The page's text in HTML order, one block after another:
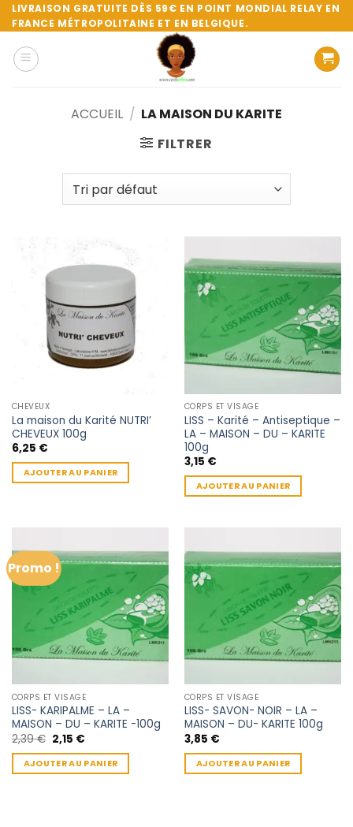
Passer
au
contenu
LIVRAISON GRATUITE DÈS 59€ EN POINT MONDIAL RELAY EN
FRANCE MÉTROPOLITAINE ET EN BELGIQUE.
ACCUEIL / LA MAISON DU KARITE
FILTRER
CHEVEUX
La maison du Karité NUTRI’
CHEVEUX 100g
6,25 €
AJOUTER AU PANIER
CORPS ET VISAGE
LISS – Karité – Antiseptique –
LA – MAISON – DU – KARITE
100g
3,15 €
AJOUTER AU PANIER
Promo !
CORPS ET VISAGE
LISS- KARIPALME – LA –
MAISON – DU – KARITE -100g
2,39€ Le
prix
initial
était :
2,39 €.
2,15 €Le
actuel
est :
2,15 €.
AJOUTER AU PANIER
CORPS ET VISAGE
LISS- SAVON- NOIR – LA –
MAISON – DU- KARITE 100g
3,85 €
AJOUTER AU PANIER